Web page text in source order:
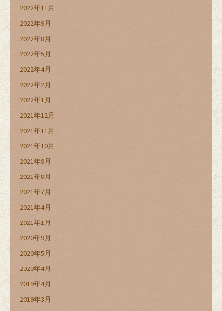
2022年11月
2022年9月
2022年8月
2022年5月
2022年4月
2022年2月
2022年1月
2021年12月
2021年11月
2021年10月
2021年9月
2021年8月
2021年7月
2021年4月
2021年1月
2020年9月
2020年5月
2020年4月
2019年4月
2019年3月